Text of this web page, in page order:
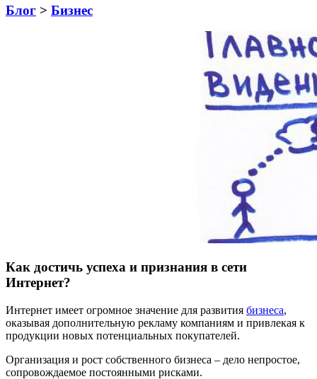
Блог > Бизнес
Как достичь успеха и признания в сети
Интернет?
Интернет имеет огромное значение для развития бизнеса,
оказывая дополнительную рекламу компаниям и привлекая к
продукции новых потенциальных покупателей.
Организация и рост собственного бизнеса – дело непростое,
сопровождаемое постоянными рисками.